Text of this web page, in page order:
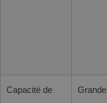
Capacité de
Grande